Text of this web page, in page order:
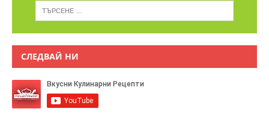
СЛЕДВАЙ НИ